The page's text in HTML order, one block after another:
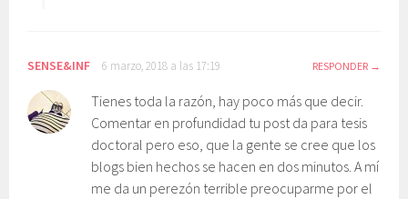
SENSE&INF 6 marzo, 2018 a las 17:19 RESPONDER
Tienes toda la razón, hay poco más que decir.
Comentar en profundidad tu post da para tesis
doctoral pero eso, que la gente se cree que los
blogs bien hechos se hacen en dos minutos. A mí
me da un perezón terrible preocuparme por el